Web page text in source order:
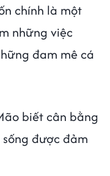
chính là một
những việc
đam mê cá
biết cân bằng
được đảm